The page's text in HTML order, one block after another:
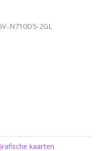
N710D5-2GL
kaarten